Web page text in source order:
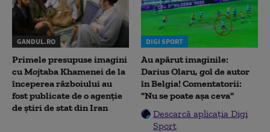
GANDUL.RO
Primele presupuse imagini
cu Mojtaba Khamenei de la
începerea războiului au
fost publicate de o agenție
de știri de stat din Iran
DIGI SPORT
Au apărut imaginile:
Darius Olaru, gol de autor
în Belgia! Comentatorii:
"Nu se poate așa ceva"
Descarcă aplicația Digi
Sport